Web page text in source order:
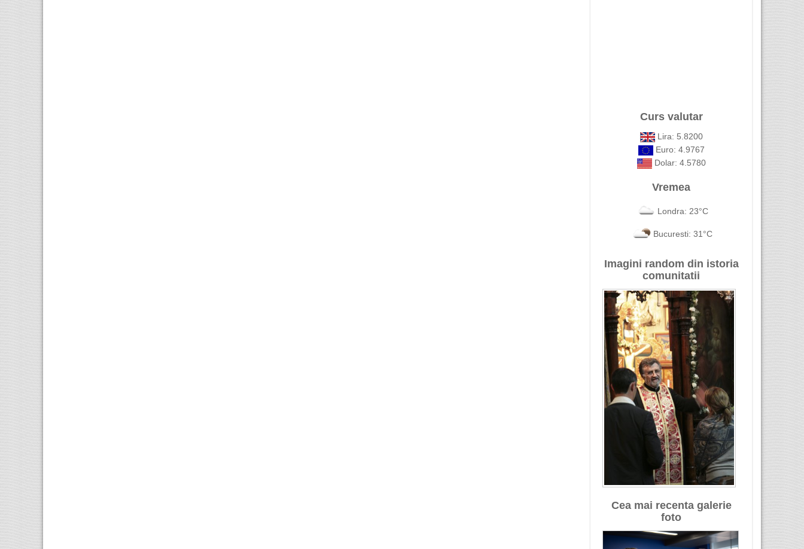
Curs valutar
Lira: 5.8200
Euro: 4.9767
Dolar: 4.5780
Vremea
Londra: 23°C
Bucuresti: 31°C
Imagini random din istoria
comunitatii
Cea mai recenta galerie
foto